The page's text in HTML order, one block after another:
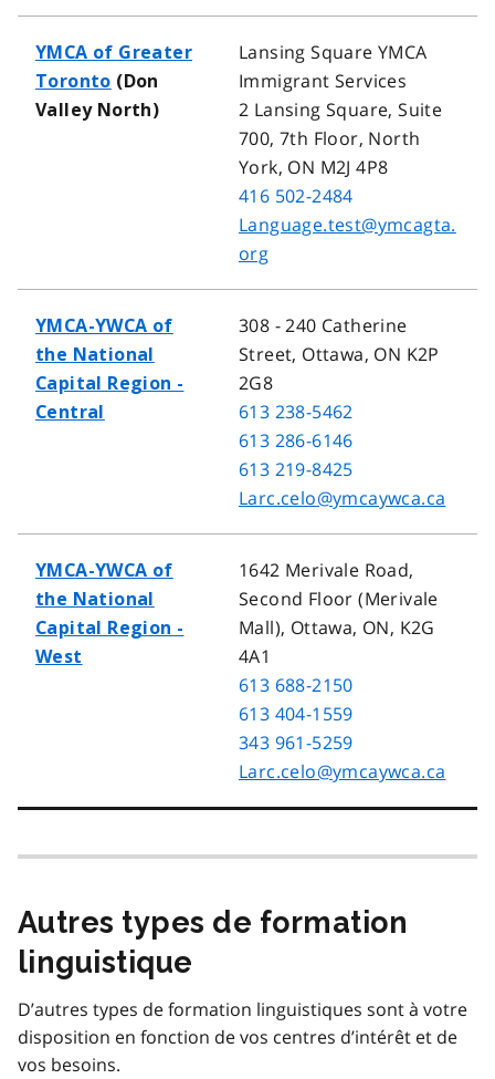
YMCA of Greater
Toronto (Don
Valley North)
Lansing Square YMCA
Immigrant Services
2 Lansing Square, Suite
700, 7th Floor, North
York, ON M2J 4P8
416 502-2484
Language.test@ymcagta.
org
YMCA-YWCA of
the National
Capital Region -
Central
308 - 240 Catherine
Street, Ottawa, ON K2P
2G8
613 238-5462
613 286-6146
613 219-8425
Larc.celo@ymcaywca.ca
YMCA-YWCA of
the National
Capital Region -
West
1642 Merivale Road,
Second Floor (Merivale
Mall), Ottawa, ON, K2G
4A1
613 688-2150
613 404-1559
343 961-5259
Larc.celo@ymcaywca.ca
Autres types de formation
linguistique
D’autres types de formation linguistiques sont à votre
disposition en fonction de vos centres d’intérêt et de
vos besoins.